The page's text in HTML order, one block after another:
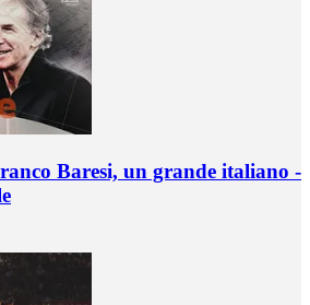
Baresi, un grande italiano -